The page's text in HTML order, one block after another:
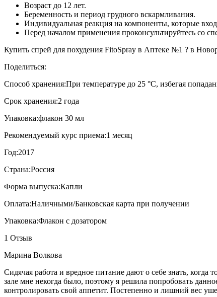
Возраст до 12 лет.
Беременность и период грудного вскармливания.
Индивидуальная реакция на компоненты, которые
Перед началом применения проконсультируйтесь со
Купить спрей для похудения FitoSpray в Аптеке №1 ? в
Поделиться:
Способ хранения:При температуре до 25 °C, избегая
Срок хранения:2 года
Упаковка:флакон 30 мл
Рекомендуемый курс приема:1 месяц
Год:2017
Страна:Россия
Форма выпуска:Капли
Оплата:Наличными/Банковская карта при получении
Упаковка:Флакон с дозатором
1 Отзыв
Марина Волкова
Сидячая работа и вредное питание дают о себе знать,
зале мне некогда было, поэтому я решила попробовать
контролировать свой аппетит. Постепенно и лишний вес